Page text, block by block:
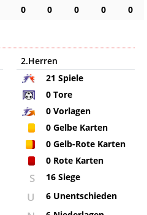
0 0 0 0 0
2.Herren
21 Spiele
0Tore
0Vorlagen
0Gelbe Karten
0Gelb-Rote Karten
0Rote Karten
S 16 Siege
U 6 Unentschieden